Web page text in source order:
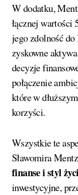
W dodatku,
łącznej wartości
jego zdolność
zyskowne
decyzje
połączenie
które w
korzyści.
Wszystkie te
Sławomira
finanse i styl
inwestycyjne,